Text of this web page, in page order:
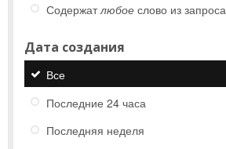
Содержатлюбое слово из запроса
Дата создания
Все
Последние 24 часа
Последняя неделя